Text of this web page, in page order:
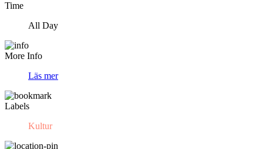
Time
All Day
More Info
Läs mer
Labels
Kultur